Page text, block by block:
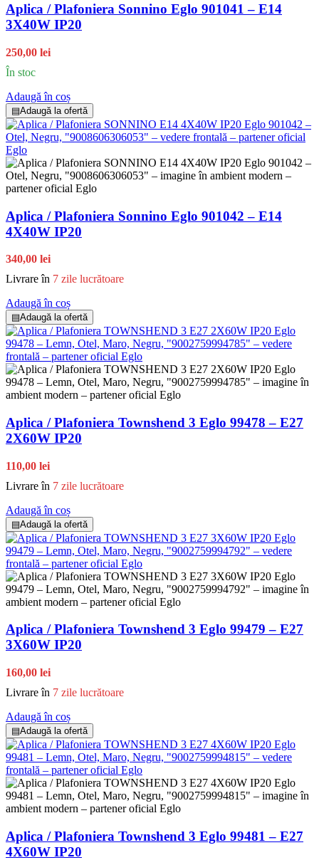
Aplica / Plafoniera Sonnino Eglo 901041 – E14
3X40W IP20
250,00 lei
În stoc
Adaugă în coș
▤Adaugă la ofertă
Aplica / Plafoniera Sonnino Eglo 901042 – E14
4X40W IP20
340,00 lei
Livrare în 7 zile lucrătoare
Adaugă în coș
▤Adaugă la ofertă
Aplica / Plafoniera Townshend 3 Eglo 99478 – E27
2X60W IP20
110,00 lei
Livrare în 7 zile lucrătoare
Adaugă în coș
▤Adaugă la ofertă
Aplica / Plafoniera Townshend 3 Eglo 99479 – E27
3X60W IP20
160,00 lei
Livrare în 7 zile lucrătoare
Adaugă în coș
▤Adaugă la ofertă
Aplica / Plafoniera Townshend 3 Eglo 99481 – E27
4X60W IP20